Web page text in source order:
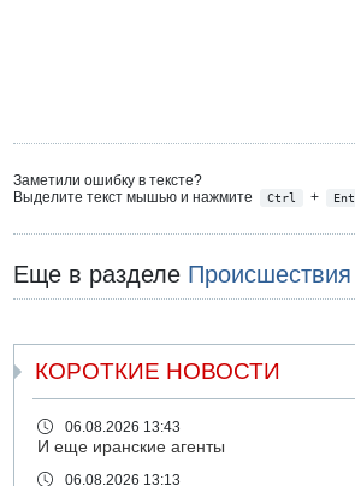
Заметили ошибку в тексте?
Выделите текст мышью и нажмите
Ctrl +
Еще в разделе Происшествия
КОРОТКИЕ НОВОСТИ
06.08.2026 13:43
И еще иранские агенты
06.08.2026 13:13